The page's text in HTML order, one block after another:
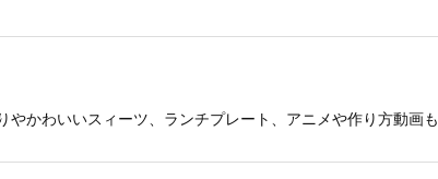
かわいいスィーツ、ランチプレート、アニメや作り方動画も